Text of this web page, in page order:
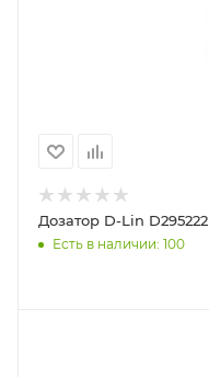
Дозатор D-Lin D295222
Есть в наличии: 100